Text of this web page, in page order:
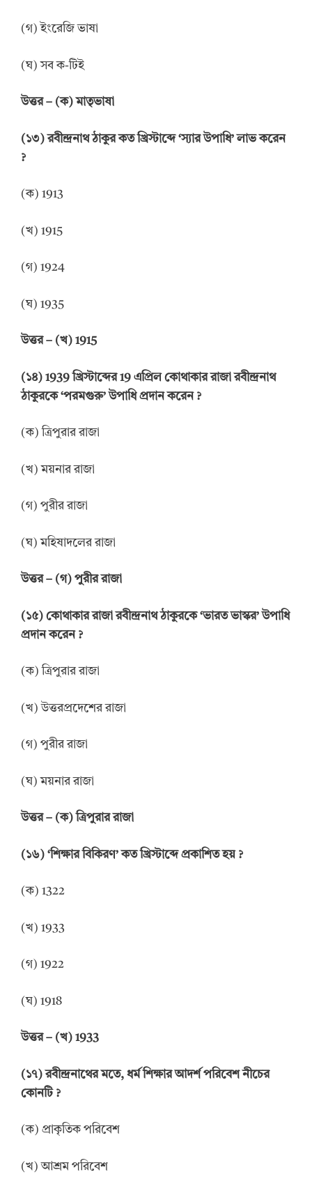
(গ) ইংরেজি ভাষা
(ঘ) সব ক-টিই
উত্তর– (ক) মাতৃভাষা
(১৩ )রবীন্দ্রনাথ ঠাকুর কত খ্রিস্টাব্দে‘স্যার উপাধি’লাভ করেন
?
(ক) 1913
(খ) 1915
(গ) 1924
(ঘ) 1935
উত্তর– (খ) 1915
(১৪) 1939 খ্রিস্টাব্দের 19 এপ্রিল কোথাকার রাজা রবীন্দ্রনাথ
ঠাকুরকে‘পরমগুরু’উপাধি প্রদান করেন ?
(ক) ত্রিপুরার রাজা
(খ) ময়নার রাজা
(গ) পুরীর রাজা
(ঘ) মহিষাদলের রাজা
উত্তর– (গ) পুরীর রাজা
(১৫) কোথাকার রাজা রবীন্দ্রনাথ ঠাকুরকে‘ভারত ভাস্কর’উপাধি
প্রদান করেন ?
(ক) ত্রিপুরার রাজা
(খ) উত্তরপ্রদেশের রাজা
(গ) পুরীর রাজা
(ঘ) ময়নার রাজা
উত্তর– (ক)ত্রিপুরার রাজা
(১৬) ‘শিক্ষার বিকিরণ’কত খ্রিস্টাব্দে প্রকাশিত হয় ?
(ক) 1322
(খ) 1933
(গ) 1922
(ঘ) 1918
উত্তর– (খ) 1933
(১৭)রবীন্দ্রনাথের মতে, ধর্ম শিক্ষার আদর্শ পরিবেশ নীচের
কোনটি ?
(ক) প্রাকৃতিক পরিবেশ
(খ) আশ্রম পরিবেশ